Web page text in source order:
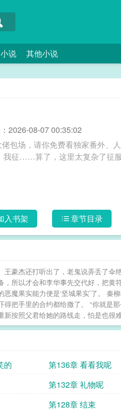
说 其他小说
2026-08-07 00:35:02
包场，请你免费看独家番外、
……算了，这里太复杂了征服不了
入书架 章节目录
豪杰还打听出了，老鬼说弄丢了伞
所以才会和李华事先交代好，把黄
魔果实能力便是‘坚城果实’了。 秦
把手里的合约都给撒了。 “你就是
按照父君给她的路线走，怕是也很
的 第136章 看看我呢
第132章 礼物呢
第128章 结束